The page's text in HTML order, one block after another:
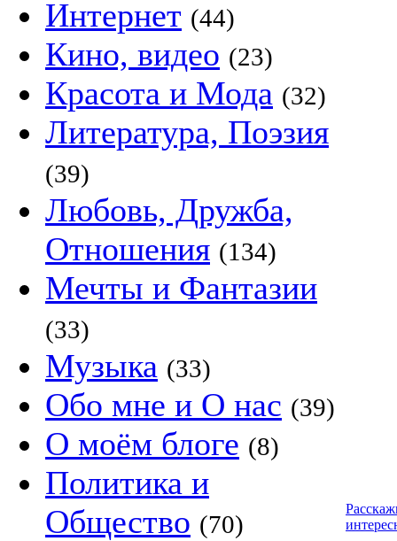
Интернет (44)
Кино, видео (23)
Красота и Мода (32)
Литература, Поэзия
(39)
Любовь, Дружба,
Отношения (134)
Мечты и Фантазии
(33)
Музыка (33)
Обо мне и О нас (39)
О моём блоге (8)
Политика и
Общество (70)